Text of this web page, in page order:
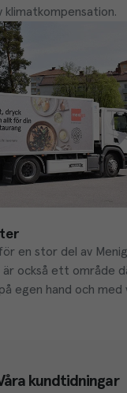
klimatkompensation.
en stor del av
är också ett område
egen hand och med
kundtidningar